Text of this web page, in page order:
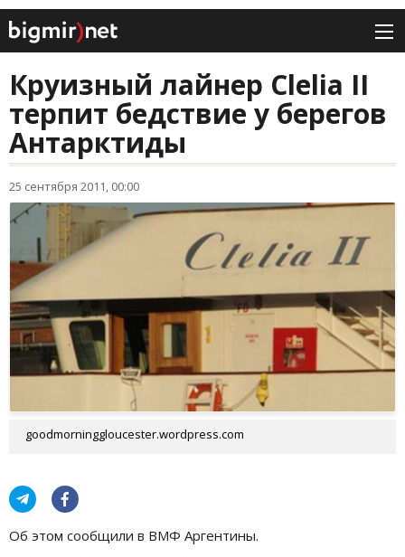
Круизный лайнер Clelia II
терпит бедствие у берегов
Антарктиды
25 сентября 2011, 00:00
goodmorninggloucester.wordpress.com
Об этом сообщили в ВМФ Аргентины.